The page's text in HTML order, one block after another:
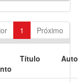
1 Próximo
Título